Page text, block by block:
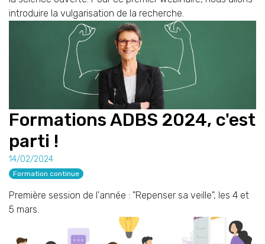
introduire la vulgarisation de la recherche.
Formations ADBS 2024, c'est
parti !
14/02/2024
Formation continue
Première session de l'année : "Repenser sa veille", les 4 et
5 mars.